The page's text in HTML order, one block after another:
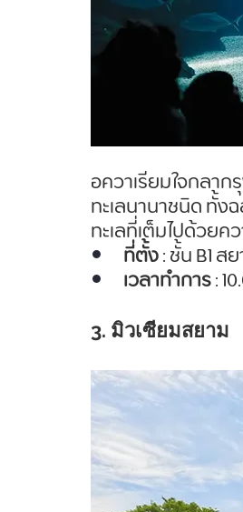
อควาเรียมใจกลา
ทะเลนานาชนิด ทั้ง
ทะเลที่เต็มไปด้วยค
ที่ตั้ง : ชั้น B1
เวลาทำการ :
3. มิวเซียมสยาม